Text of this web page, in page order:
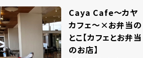
Caya Cafe～カヤ
カフェ～×お弁当の
とこ【カフェとお弁当
のお店】